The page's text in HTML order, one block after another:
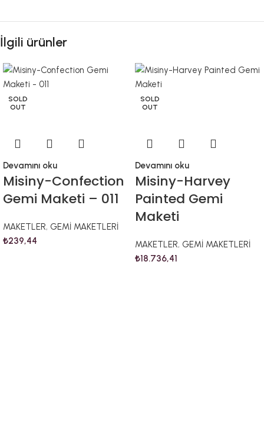
İlgili ürünler
SOLD
OUT
Devamını oku
Misiny-Confection
Gemi Maketi – 011
MAKETLER, GEMİ MAKETLERİ
₺239,44
SOLD
OUT
Devamını oku
Misiny-Harvey
Painted Gemi
Maketi
MAKETLER, GEMİ MAKETLERİ
₺18.736,41